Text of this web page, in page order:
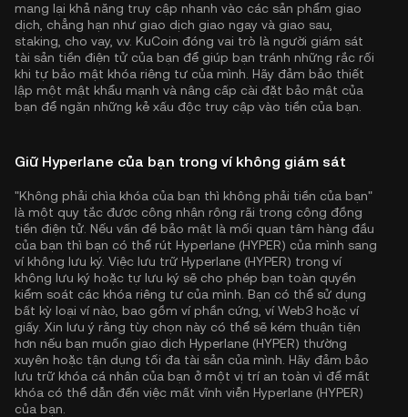
mang lại khả năng truy cập nhanh vào các sản phẩm giao
dịch, chẳng hạn như giao dịch giao ngay và giao sau,
staking, cho vay, v.v. KuCoin đóng vai trò là người giám sát
tài sản tiền điện tử của bạn để giúp bạn tránh những rắc rối
khi tự bảo mật khóa riêng tư của mình. Hãy đảm bảo thiết
lập một mật khẩu mạnh và nâng cấp cài đặt bảo mật của
bạn để ngăn những kẻ xấu độc truy cập vào tiền của bạn.
Giữ Hyperlane của bạn trong ví không giám sát
"Không phải chìa khóa của bạn thì không phải tiền của bạn"
là một quy tắc được công nhận rộng rãi trong cộng đồng
tiền điện tử. Nếu vấn đề bảo mật là mối quan tâm hàng đầu
của bạn thì bạn có thể rút Hyperlane (HYPER) của mình sang
ví không lưu ký. Việc lưu trữ Hyperlane (HYPER) trong ví
không lưu ký hoặc tự lưu ký sẽ cho phép bạn toàn quyền
kiểm soát các khóa riêng tư của mình. Bạn có thể sử dụng
bất kỳ loại ví nào, bao gồm ví phần cứng, ví Web3 hoặc ví
giấy. Xin lưu ý rằng tùy chọn này có thể sẽ kém thuận tiện
hơn nếu bạn muốn giao dịch Hyperlane (HYPER) thường
xuyên hoặc tận dụng tối đa tài sản của mình. Hãy đảm bảo
lưu trữ khóa cá nhân của bạn ở một vị trí an toàn vì để mất
khóa có thể dẫn đến việc mất vĩnh viễn Hyperlane (HYPER)
của bạn.